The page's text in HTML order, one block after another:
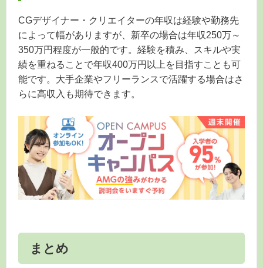
CGデザイナー・クリエイターの年収は経験や勤務先
によって幅がありますが、新卒の場合は年収250万～
350万円程度が一般的です。経験を積み、スキルや実
績を重ねることで年収400万円以上を目指すことも可
能です。大手企業やフリーランスで活躍する場合はさ
らに高収入も期待できます。
まとめ